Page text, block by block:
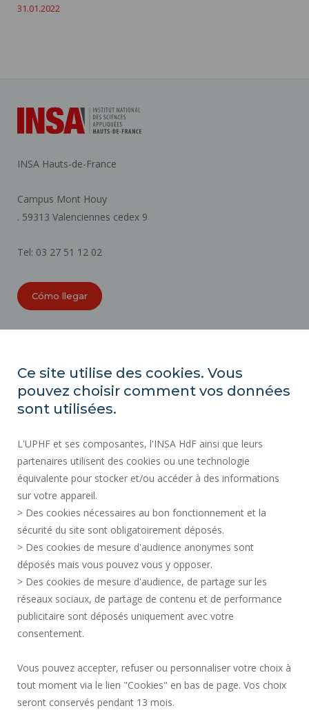
31.01.2022
INSA Hauts-de-France
Campus Mont Houy
. 59313 Valenciennes cedex 9
Tel: 03 27 51 12 02
Cómo llegar
ÍNDICE DE IGUALDAD PROFESIONAL
MAPA DEL SITIO
DATOS PERSONALES
CONTRATACIÓN PÚBLICA
INFORMACIÓN LEGAL
CONTRATACIÓN
CRÉDITOS
SALA DE PRENSA
SERVICIOS PÚBLICOS +
CONTACTOS
GESTIÓN DE COOKIES
¡Únete a nosotros!
Ce site utilise des cookies. Vous
pouvez choisir comment vos données
sont utilisées.
L'UPHF et ses composantes, l'INSA HdF ainsi que leurs
partenaires utilisent des cookies ou une technologie
équivalente pour stocker et/ou accéder à des informations
sur votre appareil.
> Des cookies nécessaires au bon fonctionnement et la
sécurité du site sont obligatoirement déposés.
> Des cookies de mesure d'audience anonymes sont
déposés mais vous pouvez vous y opposer.
> Des cookies de mesure d'audience, de partage sur les
réseaux sociaux, de partage de contenu et de performance
publicitaire sont déposés uniquement avec votre
consentement.
Vous pouvez accepter, refuser ou personnaliser votre choix à
tout moment via le lien "Cookies" en bas de page. Vos choix
seront conservés pendant 13 mois.